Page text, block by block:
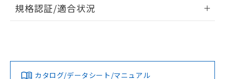
ログイン/会員登録
ダウンロードデータをご利用いただく前に、以下を必ずお読
みください。
EU RoHS 注意事項・凡例
対応済み
規格認証/適合状況
カタログ/データシート/マニュアル